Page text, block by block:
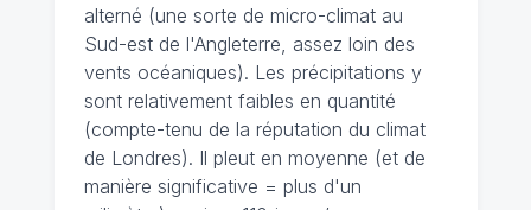
alterné (une sorte de micro-climat au
Sud-est de l'Angleterre, assez loin des
vents océaniques). Les précipitations y
sont relativement faibles en quantité
(compte-tenu de la réputation du climat
de Londres). Il pleut en moyenne (et de
manière significative = plus d'un